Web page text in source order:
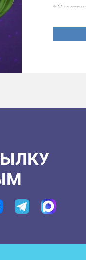
*
*